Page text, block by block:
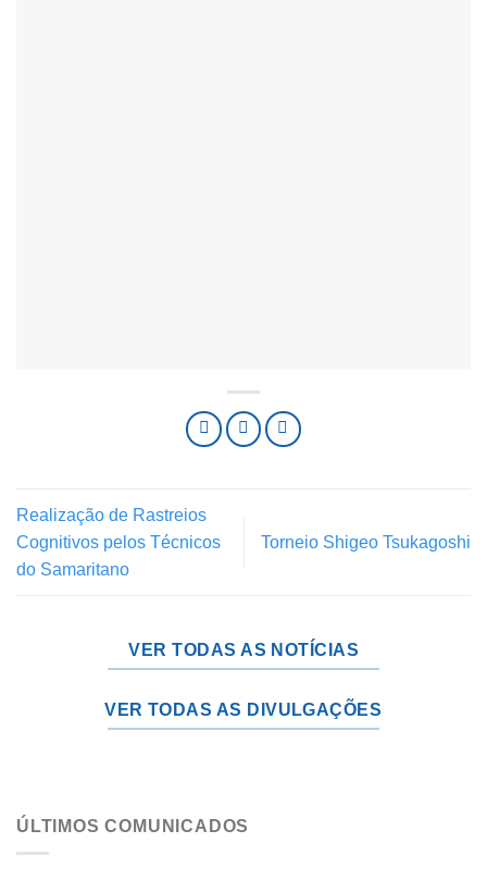
Realização de Rastreios
Cognitivos pelos Técnicos
do Samaritano
Torneio Shigeo Tsukagoshi
VER TODAS AS NOTÍCIAS
VER TODAS AS DIVULGAÇÕES
ÚLTIMOS COMUNICADOS